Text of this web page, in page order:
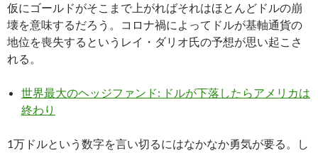
仮にゴールドがそこまで上がればそれはほとんどドルの崩
壊を意味するだろう。コロナ禍によってドルが基軸通貨の
地位を喪失するというレイ・ダリオ氏の予想が思い起こさ
れる。
世界最大のヘッジファンド: ドルが下落したらアメリカは
終わり
1万ドルという数字を言い切るにはなかなか勇気が要る。し